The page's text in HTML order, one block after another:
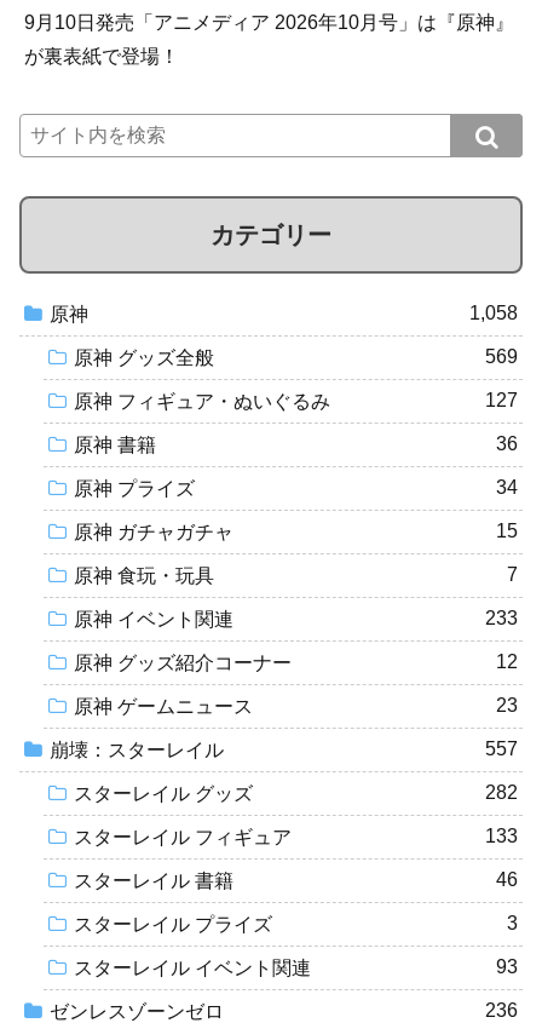
9月10日発売「アニメディア 2026年10月号」は『原神』
が裏表紙で登場！
カテゴリー
原神 1,058
原神 グッズ全般 569
原神 フィギュア・ぬいぐるみ 127
原神 書籍 36
原神 プライズ 34
原神 ガチャガチャ 15
原神 食玩・玩具 7
原神 イベント関連 233
原神 グッズ紹介コーナー 12
原神 ゲームニュース 23
崩壊：スターレイル 557
スターレイル グッズ 282
スターレイル フィギュア 133
スターレイル 書籍 46
スターレイル プライズ 3
スターレイル イベント関連 93
ゼンレスゾーンゼロ 236